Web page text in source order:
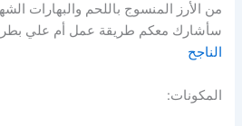
من الأرز المنسوج باللحم والبهارات
سأشارك معكم طريقة عمل أم علي
الناجح
المكونات: